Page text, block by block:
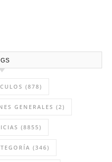
(878)
GENERALES (2)
(8855)
(346)